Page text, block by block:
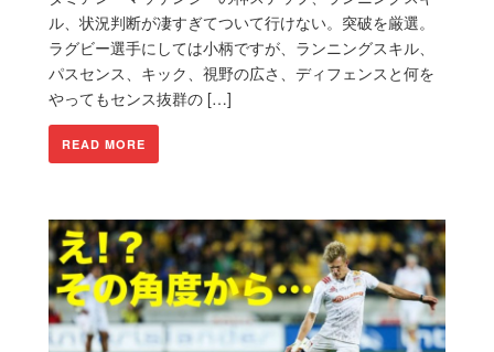
ル、状況判断が凄すぎてついて行けない。突破を厳選。
ラグビー選手にしては小柄ですが、ランニングスキル、
パスセンス、キック、視野の広さ、ディフェンスと何を
やってもセンス抜群の […]
READ MORE